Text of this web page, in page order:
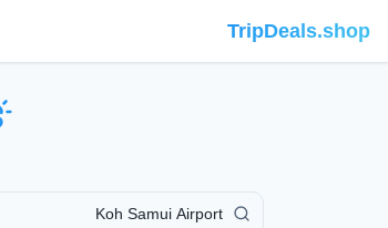
TripDeals.shop